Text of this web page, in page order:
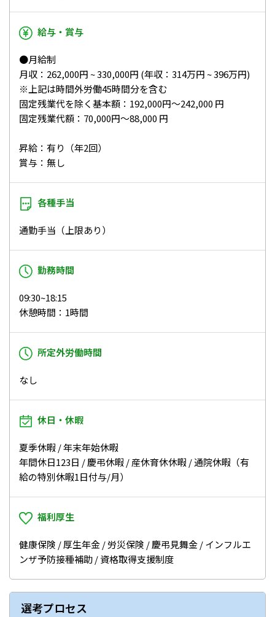
給与・賞与
●月給制
月収：262,000円 ~ 330,000円 (年収：314万円 ~ 396万円)
※上記は時間外労働45時間分を含む
固定残業代を除く基本額：192,000円～242,000 円
固定残業代額：70,000円～88,000 円
昇給：有り（年2回）
賞与：無し
各種手当
通勤手当（上限あり）
勤務時間
09:30~18:15
休憩時間：1時間
所定外労働時間
なし
休日・休暇
夏季休暇 / 年末年始休暇
年間休日123日 / 慶弔休暇 / 産休育休休暇 / 通院休暇（有
給の特別休暇1日付与/月）
福利厚生
健康保険 / 厚生年金 / 労災保険 / 慶弔見舞金 / インフルエ
ンザ予防接種補助 / 資格取得支援制度
選考プロセス